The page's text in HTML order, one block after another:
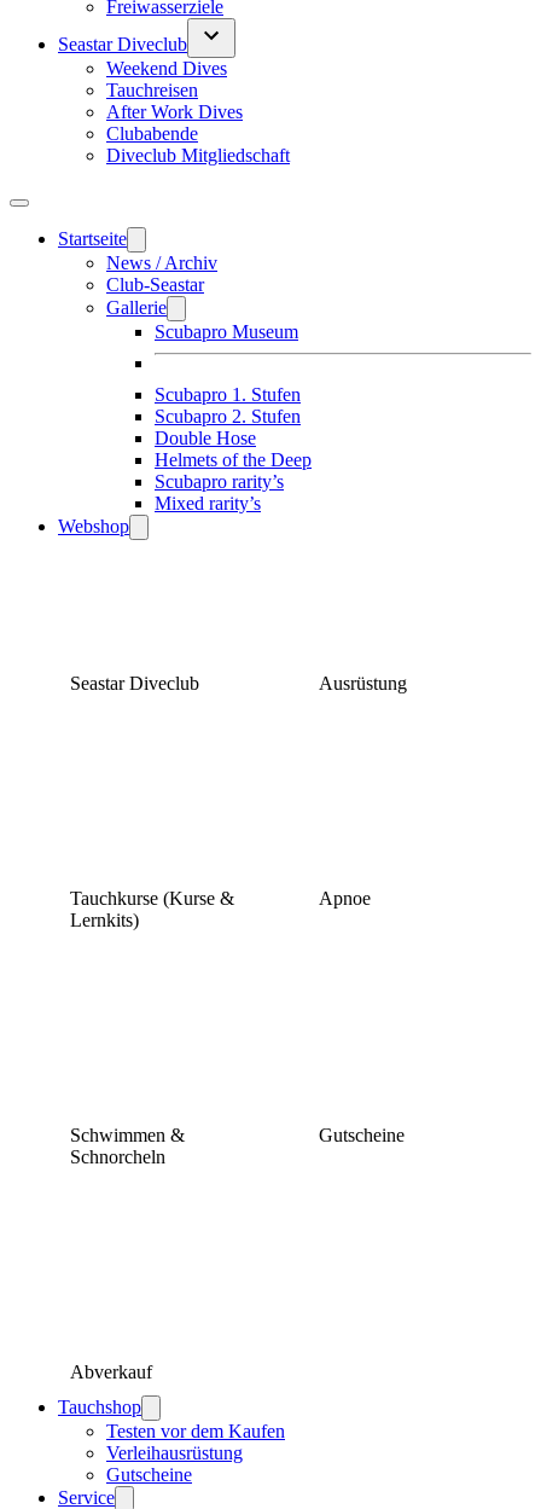
Freiwasserziele
Seastar Diveclub
Weekend Dives
Tauchreisen
After Work Dives
Clubabende
Diveclub Mitgliedschaft
Startseite
News / Archiv
Club-Seastar
Gallerie
Scubapro Museum
Scubapro 1. Stufen
Scubapro 2. Stufen
Double Hose
Helmets of the Deep
Scubapro rarity’s
Mixed rarity’s
Webshop
Seastar Diveclub Ausrüstung
Tauchkurse (Kurse &
Lernkits)
Apnoe
Schwimmen &
Schnorcheln
Gutscheine
Abverkauf
Tauchshop
Testen vor dem Kaufen
Verleihausrüstung
Gutscheine
Service